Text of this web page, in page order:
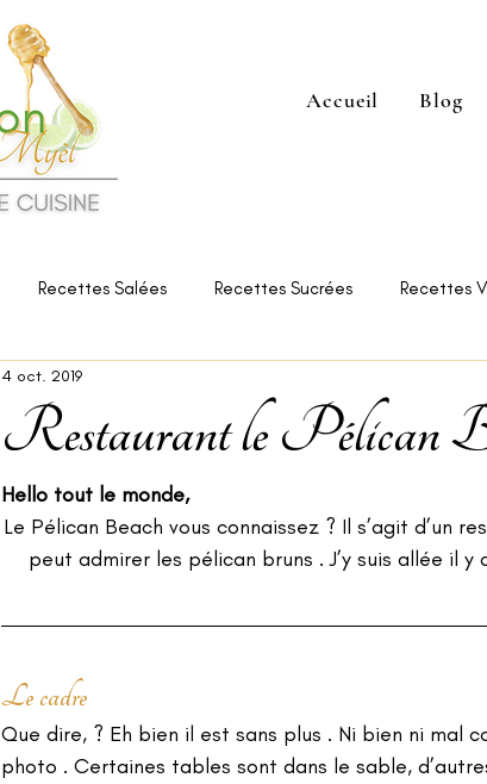
Accueil Blog
Recettes Salées Recettes Sucrées Recettes
Santé
Restaurant le Pélican
4 oct. 2019
Hello tout le monde,
Le Pélican Beach vous connaissez ? Il s’agit d’un
peut admirer les pélican bruns . J’y suis allée il
Le cadre
Que dire, ? Eh bien il est sans plus . Ni bien ni mal
photo . Certaines tables sont dans le sable,